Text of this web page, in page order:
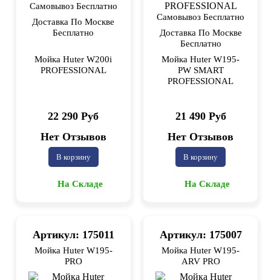
Самовывоз Бесплатно
Доставка По Москве
Бесплатно
Мойка Huter W200i
PROFESSIONAL
22 290 Руб
Нет Отзывов
В корзину
На Складе
Самовывоз Бесплатно
Доставка По Москве
Бесплатно
Мойка Huter W195-
PW SMART
PROFESSIONAL
21 490 Руб
Нет Отзывов
В корзину
На Складе
Артикул: 175011
Мойка Huter W195-
PRO
Артикул: 175007
Мойка Huter W195-
ARV PRO